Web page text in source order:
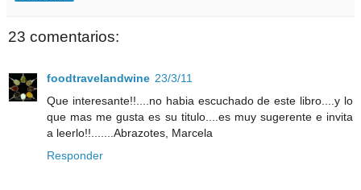
23 comentarios:
foodtravelandwine 23/3/11
Que interesante!!....no habia escuchado de este libro....y lo
que mas me gusta es su titulo....es muy sugerente e invita
a leerlo!!.......Abrazotes, Marcela
Responder